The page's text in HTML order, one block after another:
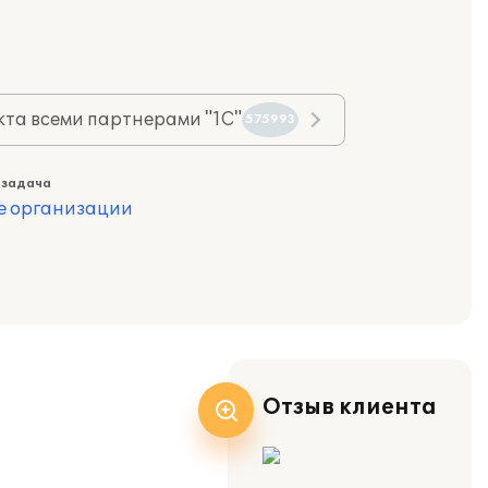
всеми партнерами "1С" 575993
организации
Отзыв клиента